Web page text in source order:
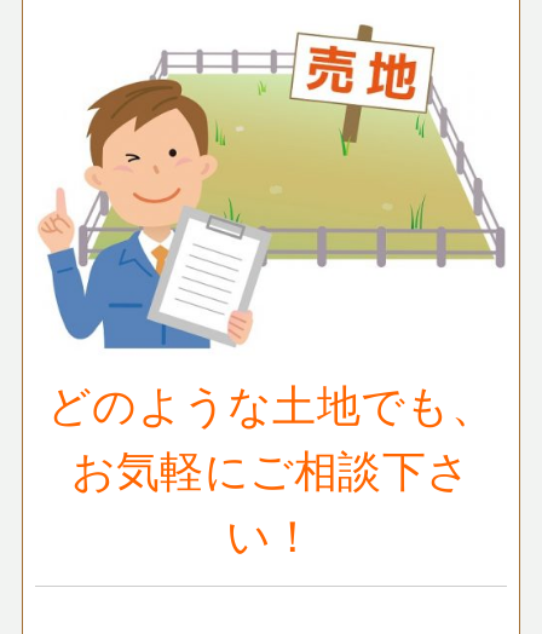
どのような土地でも、
お気軽にご相談下さ
い！